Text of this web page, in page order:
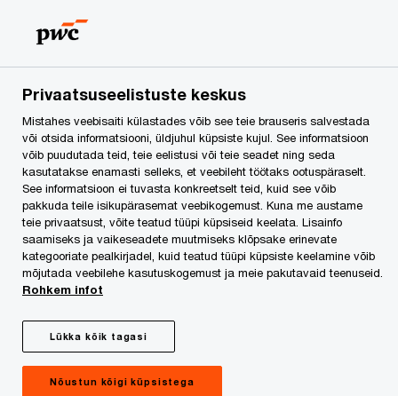
content
footer
Advokaadibüroo PwC Legal Services
Advokaadibüroo PwC Legal Services
Miks valida Advokaadibüroo PwC Legal
Services?
Privaatsuseelistuste keskus
Mistahes veebisaiti külastades võib see teie brauseris salvestada
või otsida informatsiooni, üldjuhul küpsiste kujul. See informatsioon
võib puudutada teid, teie eelistusi või teie seadet ning seda
kasutatakse enamasti selleks, et veebileht töötaks ootuspäraselt.
See informatsioon ei tuvasta konkreetselt teid, kuid see võib
pakkuda teile isikupärasemat veebikogemust. Kuna me austame
teie privaatsust, võite teatud tüüpi küpsiseid keelata. Lisainfo
saamiseks ja vaikeseadete muutmiseks klõpsake erinevate
kategooriate pealkirjadel, kuid teatud tüüpi küpsiste keelamine võib
mõjutada veebilehe kasutuskogemust ja meie pakutavaid teenuseid.
Rohkem infot
Lükka kõik tagasi
Nõustun kõigi küpsistega